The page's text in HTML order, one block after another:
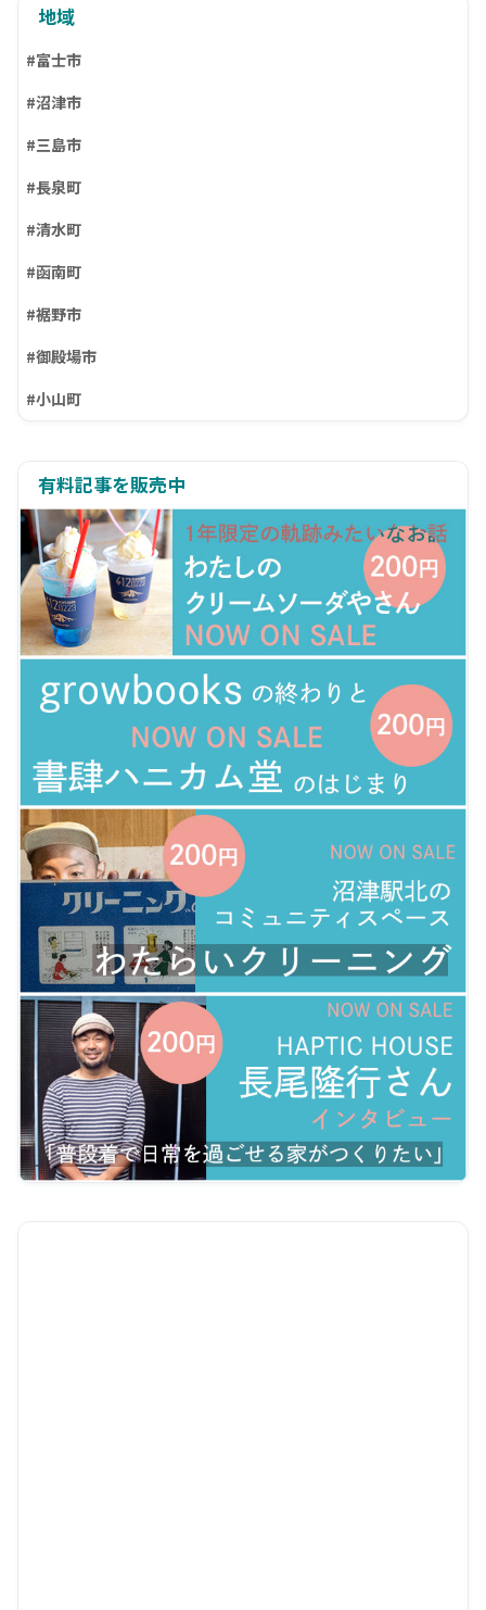
地域
#富士市
#沼津市
#三島市
#長泉町
#清水町
#函南町
#裾野市
#御殿場市
#小山町
有料記事を販売中